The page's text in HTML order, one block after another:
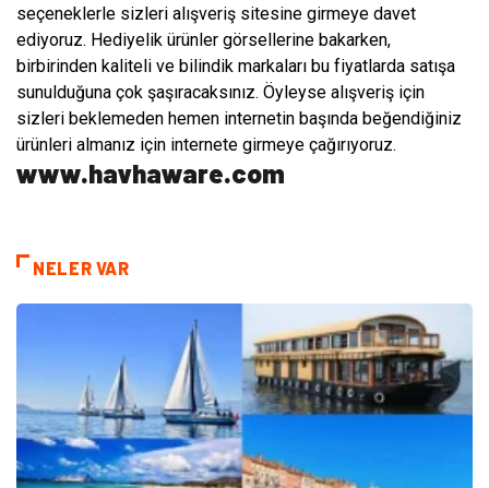
seçeneklerle sizleri alışveriş sitesine girmeye davet
ediyoruz. Hediyelik ürünler görsellerine bakarken,
birbirinden kaliteli ve bilindik markaları bu fiyatlarda satışa
sunulduğuna çok şaşıracaksınız. Öyleyse alışveriş için
sizleri beklemeden hemen internetin başında beğendiğiniz
ürünleri almanız için internete girmeye çağırıyoruz.
www.havhaware.com
NELER VAR